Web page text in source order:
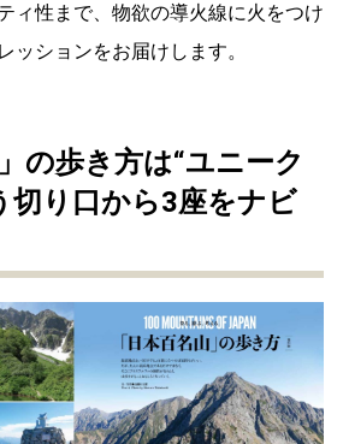
ィ性まで、物欲の導火線に火をつけ
ッションをお届けします。
の歩き方は“ユニーク
切り口から3座をナビ